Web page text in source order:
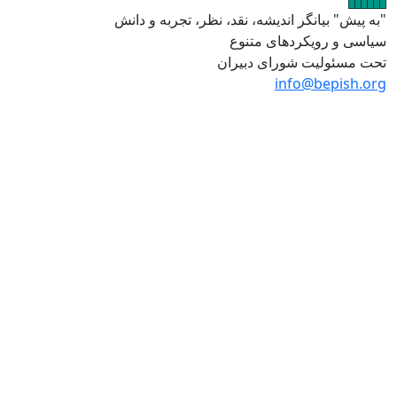
پیش" بیانگر اندیشه، نقد، نظر، تجربه و دانش
و رویکردهای متنوع
مسئولیت شورای دبیران